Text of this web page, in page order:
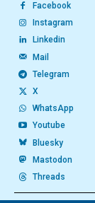
Facebook
Instagram
Linkedin
Mail
Telegram
X
WhatsApp
Youtube
Bluesky
Mastodon
Threads